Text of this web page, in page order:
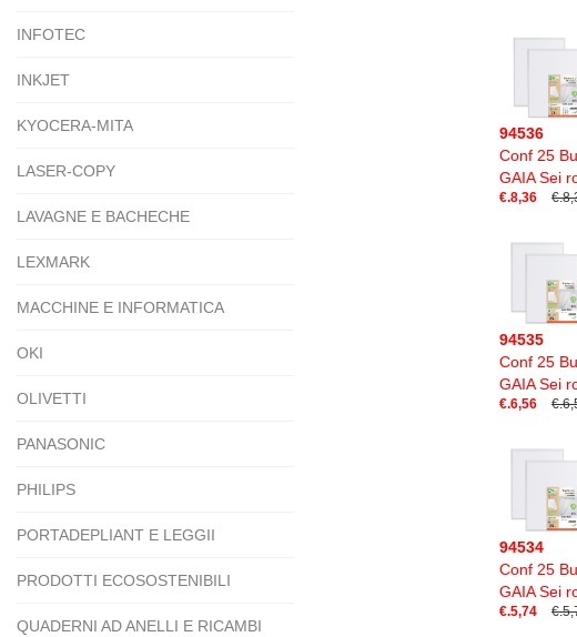
INFOTEC
INKJET
KYOCERA-MITA
LASER-COPY
LAVAGNE E BACHECHE
LEXMARK
MACCHINE E INFORMATICA
OKI
OLIVETTI
PANASONIC
PHILIPS
PORTADEPLIANT E LEGGII
PRODOTTI ECOSOSTENIBILI
QUADERNI AD ANELLI E RICAMBI
94536
Conf 25
GAIA Sei
€.8,36
94535
Conf 25
GAIA Sei
€.6,56
94534
Conf 25
GAIA Sei
€.5,74